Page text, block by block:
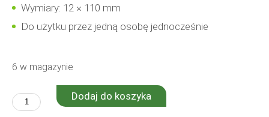
Wymiary: 12 × 110 mm
Do użytku przez jedną osobę jednocześnie
6 w magazynie
ilość
Dodaj do koszyka